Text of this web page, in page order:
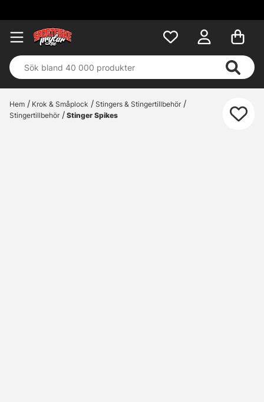
Hem Krok & Småplock
Stingers & Stingertillbehör
Stingertillbehör
Stinger Spikes